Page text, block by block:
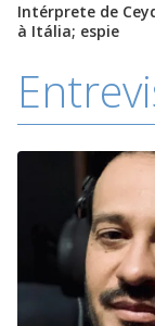
Intérprete de
à Itália; espie